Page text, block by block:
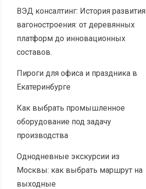
ВЭД консалтинг: История развития
вагоностроения: от деревянных
платформ до инновационных
составов.
Пироги для офиса и праздника в
Екатеринбурге
Как выбрать промышленное
оборудование под задачу
производства
Однодневные экскурсии из
Москвы: как выбрать маршрут на
выходные